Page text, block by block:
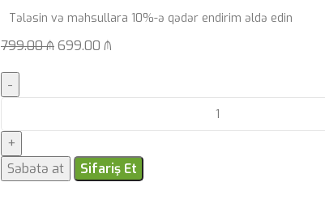
Tələsin və məhsullara 10%-ə qədər endirim əldə edin
799.00₼699.00 ₼
Səbətə at Sifariş Et